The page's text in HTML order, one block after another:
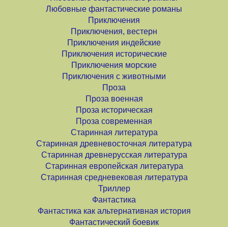
Любовные фантастические романы
Приключения
Приключения, вестерн
Приключения индейские
Приключения исторические
Приключения морские
Приключения с животными
Проза
Проза военная
Проза историческая
Проза современная
Старинная литература
Старинная древневосточная литература
Старинная древнерусская литература
Старинная европейская литература
Старинная средневековая литература
Триллер
Фантастика
Фантастика как альтернативная история
Фантастический боевик